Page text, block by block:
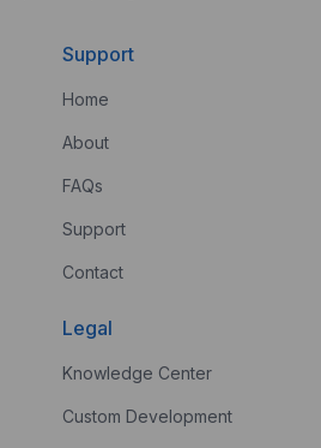
Support
Home
About
FAQs
Support
Contact
Legal
Knowledge Center
Custom Development